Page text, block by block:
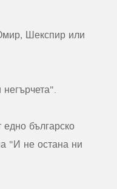
Шекспир или
българско
"И не остана ни